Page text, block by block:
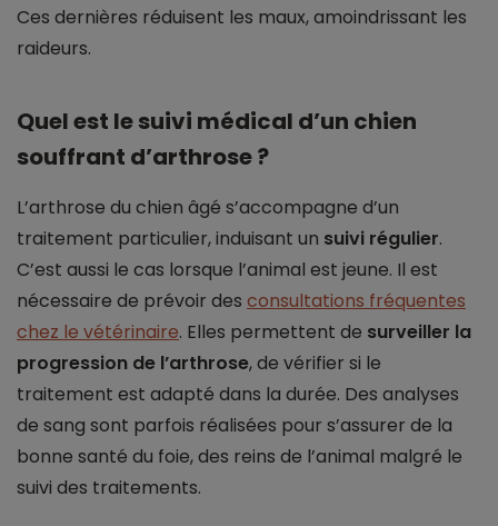
Ces dernières réduisent les maux, amoindrissant les
raideurs.
Quel est le suivi médical d’un chien
souffrant d’arthrose ?
L’arthrose du chien âgé s’accompagne d’un
traitement particulier, induisant un suivi régulier.
C’est aussi le cas lorsque l’animal est jeune. Il est
nécessaire de prévoir des consultations fréquentes
chez le vétérinaire. Elles permettent de surveiller la
progression de l’arthrose, de vérifier si le
traitement est adapté dans la durée. Des analyses
de sang sont parfois réalisées pour s’assurer de la
bonne santé du foie, des reins de l’animal malgré le
suivi des traitements.